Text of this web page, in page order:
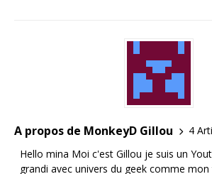
A propos de MonkeyD Gillou
4
Hello mina Moi c'est Gillou je suis un
grandi avec univers du geek comme